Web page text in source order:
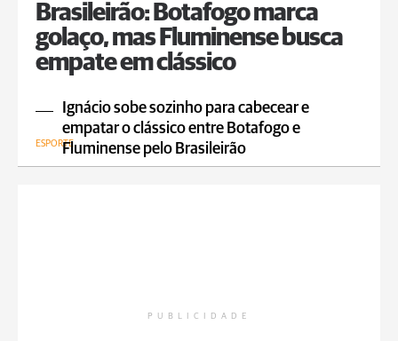
Brasileirão: Botafogo marca
golaço, mas Fluminense busca
empate em clássico
Ignácio sobe sozinho para cabecear e
empatar o clássico entre Botafogo e
Fluminense pelo Brasileirão
ESPORTE
PUBLICIDADE